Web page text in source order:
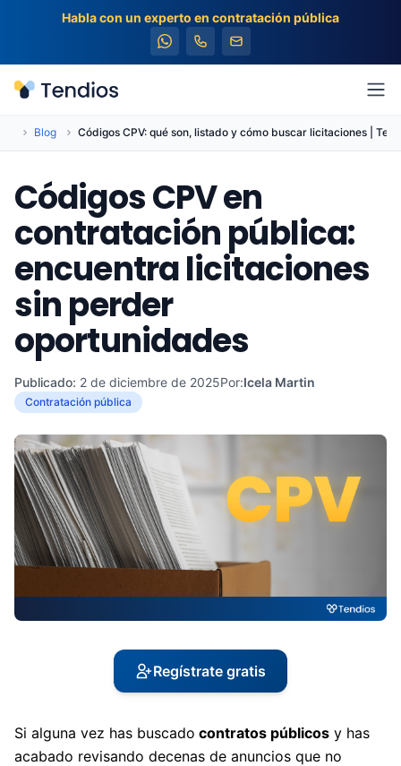
Habla con un experto en contratación pública
Tendios
Blog Códigos CPV: qué son, listado y cómo buscar licitaciones |
Códigos CPV en
contratación pública:
encuentra licitaciones
sin perder
oportunidades
Publicado: 2 de diciembre de 2025Por:Icela Martin
Contratación pública
Regístrate gratis
Si alguna vez has buscado contratos públicos y has
acabado revisando decenas de anuncios que no